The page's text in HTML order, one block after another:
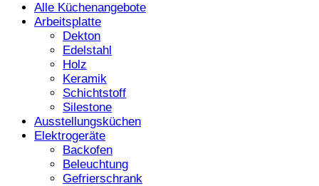
Alle Küchenangebote
Arbeitsplatte
Dekton
Edelstahl
Holz
Keramik
Schichtstoff
Silestone
Ausstellungsküchen
Elektrogeräte
Backofen
Beleuchtung
Gefrierschrank